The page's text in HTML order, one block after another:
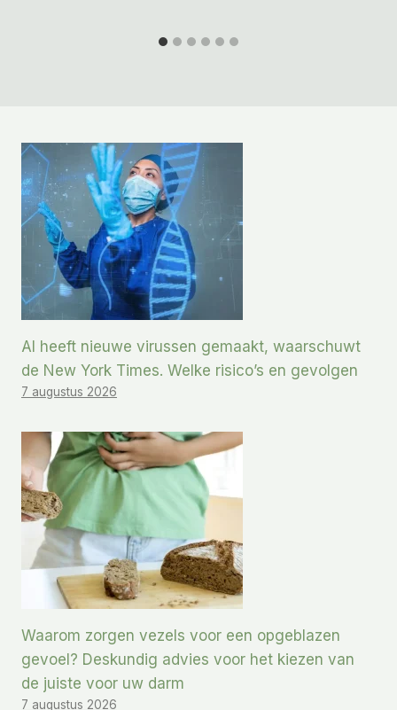
AI heeft nieuwe virussen gemaakt, waarschuwt
de New York Times. Welke risico’s en gevolgen
7 augustus 2026
Waarom zorgen vezels voor een opgeblazen
gevoel? Deskundig advies voor het kiezen van
de juiste voor uw darm
7 augustus 2026